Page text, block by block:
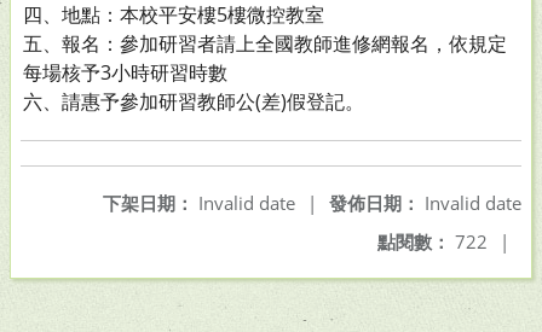
四、地點：本校平安樓5樓微控教室
五、報名：參加研習者請上全國教師進修網報名，依規定
每場核予3小時研習時數
六、請惠予參加研習教師公(差)假登記。
發佈日期： Invalid date
下架日期： Invalid date
|
點閱數： 722 |